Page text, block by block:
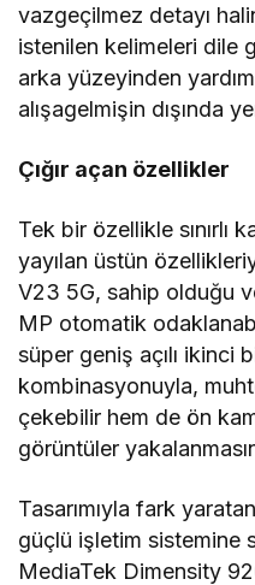
vazgeçilmez detayı
istenilen kelimeleri dile
arka yüzeyinden
alışagelmişin dışında
Çığır açan özellikler
Tek bir özellikle sınırlı
yayılan üstün
V23 5G, sahip olduğu
MP otomatik
süper geniş açılı ikinci
kombinasyonuyla,
çekebilir hem de ön
görüntüler
Tasarımıyla fark
güçlü işletim sistemine
MediaTek Dimensity